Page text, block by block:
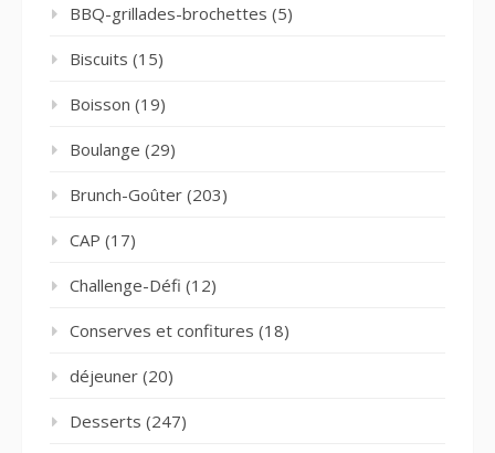
BBQ-grillades-brochettes (5)
Biscuits (15)
Boisson (19)
Boulange (29)
Brunch-Goûter (203)
CAP (17)
Challenge-Défi (12)
Conserves et confitures (18)
déjeuner (20)
Desserts (247)